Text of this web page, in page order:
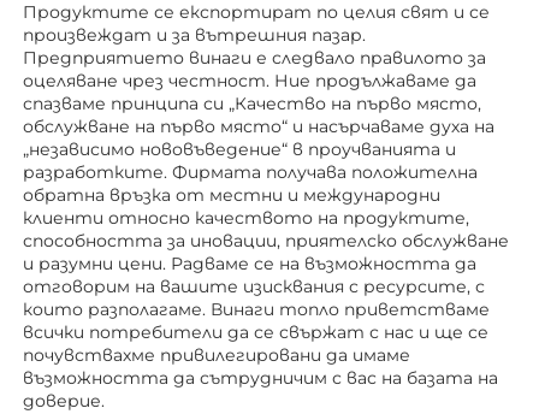
Продуктите се експортират по целия свят и се
произвеждат и за вътрешния пазар.
Предприятието винаги е следвало правилото за
оцеляване чрез честност. Ние продължаваме да
спазваме принципа си „Качество на първо място,
обслужване на първо място“ и насърчаваме духа на
„независимо нововъведение“ в проучванията и
разработките. Фирмата получава положителна
обратна връзка от местни и международни
клиенти относно качеството на продуктите,
способността за иновации, приятелско обслужване
и разумни цени. Радваме се на възможността да
отговорим на вашите изисквания с ресурсите, с
които разполагаме. Винаги топло приветстваме
всички потребители да се свържат с нас и ще се
почувствахме привилегировани да имаме
възможността да сътрудничим с вас на базата на
доверие.